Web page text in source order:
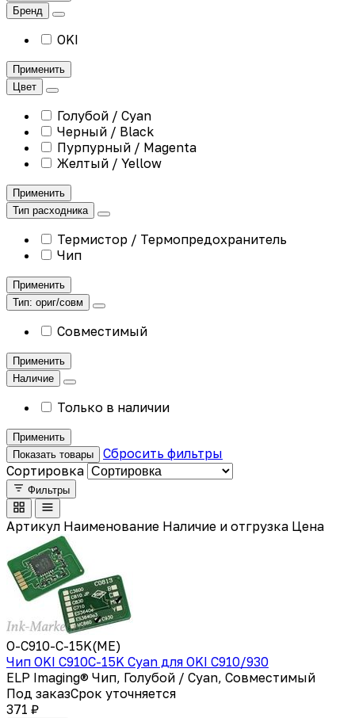
Бренд
OKI
Применить
Цвет
Голубой / Cyan
Черный / Black
Пурпурный / Magenta
Желтый / Yellow
Применить
Тип расходника
Термистор / Термопредохранитель
Чип
Применить
Тип: ориг/совм
Совместимый
Применить
Наличие
Только в наличии
Применить
Показать товары
Сбросить фильтры
Сортировка
Фильтры
Артикул Наименование Наличие и отгрузка Цена
O-C910-C-15K(ME)
Чип OKI C910C-15K Cyan для OKI C910/930
ELP Imaging® Чип, Голубой / Cyan, Совместимый
Под заказСрок уточняется
371 ₽